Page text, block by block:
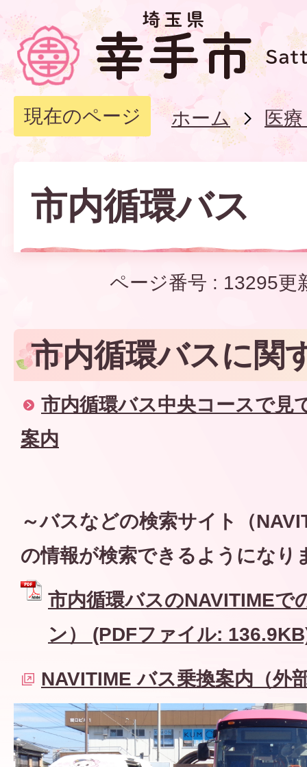
現在のページ ホーム 医
市内循環バス
ページ番号 : 13295更
市内循環バスに関
市内循環バス中央コースで見
案内
～バスなどの検索サイト（
の情報が検索できるようになり
市内循環バスのNAVITIMEで
ン） (PDFファイル:
NAVITIME バス乗換案内（外